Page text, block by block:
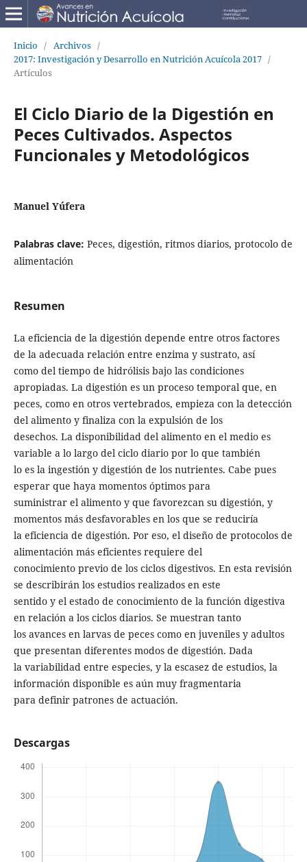
Inicio / Archivos /
2017: Investigación y Desarrollo en Nutrición Acuícola 2017 /
Artículos
El Ciclo Diario de la Digestión en
Peces Cultivados. Aspectos
Funcionales y Metodológicos
Manuel Yúfera
Palabras clave: Peces, digestión, ritmos diarios, protocolo de
alimentación
Resumen
La eficiencia de la digestión depende entre otros factores
de la adecuada relación entre enzima y sustrato, así
como del tiempo de hidrólisis bajo las condiciones
apropiadas. La digestión es un proceso temporal que, en
peces, como en otros vertebrados, empieza con la detección
del alimento y finaliza con la expulsión de los
desechos. La disponibilidad del alimento en el medio es
variable a lo largo del ciclo diario por lo que también
lo es la ingestión y digestión de los nutrientes. Cabe pues
esperar que haya momentos óptimos para
suministrar el alimento y que favorezcan su digestión, y
momentos más desfavorables en los que se reduciría
la eficiencia de digestión. Por eso, el diseño de protocolos de
alimentación más eficientes requiere del
conocimiento previo de los ciclos digestivos. En esta revisión
se describirán los estudios realizados en este
sentido y el estado de conocimiento de la función digestiva
en relación a los ciclos diarios. Se muestran tanto
los avances en larvas de peces como en juveniles y adultos
que presentan diferentes modos de digestión. Dada
la variabilidad entre especies, y la escasez de estudios, la
información disponible es aún muy fragmentaria
para definir patrones de actuación.
Descargas